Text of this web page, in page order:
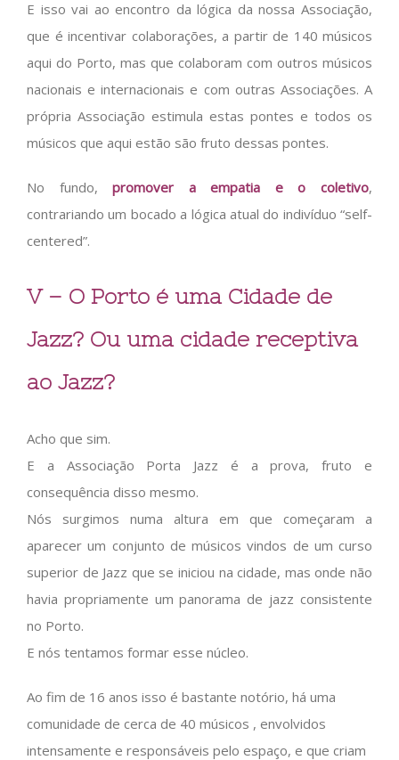
E isso vai ao encontro da lógica da nossa Associação,
que é incentivar colaborações, a partir de 140 músicos
aqui do Porto, mas que colaboram com outros músicos
nacionais e internacionais e com outras Associações. A
própria Associação estimula estas pontes e todos os
músicos que aqui estão são fruto dessas pontes.
No fundo,promover a empatia e o coletivo,
contrariando um bocado a lógica atual do indivíduo “self-
centered”.
V – O Porto é uma Cidade de
Jazz? Ou uma cidade receptiva
ao Jazz?
Acho que sim.
E a Associação Porta Jazz é a prova, fruto e
consequência disso mesmo.
Nós surgimos numa altura em que começaram a
aparecer um conjunto de músicos vindos de um curso
superior de Jazz que se iniciou na cidade, mas onde não
havia propriamente um panorama de jazz consistente
no Porto.
E nós tentamos formar esse núcleo.
Ao fim de 16 anos isso é bastante notório, há uma
comunidade de cerca de 40 músicos , envolvidos
intensamente e responsáveis pelo espaço, e que criam